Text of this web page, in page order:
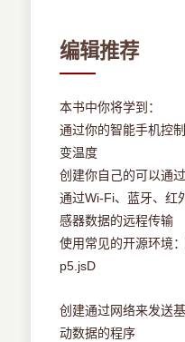
编辑推荐
本书中你将学到：
通过你的智能手机控
变温度
创建你自己的可以通
通过Wi-Fi、蓝牙、红
感器数据的远程传输
使用常见的开源环境
p5.jsD
创建通过网络来发送
动数据的程序